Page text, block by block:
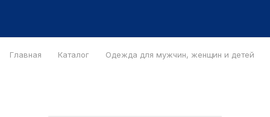
Главная Каталог Одежда для мужчин, женщин и детей